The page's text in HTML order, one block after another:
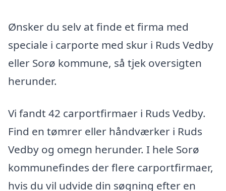
Ønsker du selv at finde et firma med
speciale i carporte med skur i Ruds Vedby
eller Sorø kommune, så tjek oversigten
herunder.
Vi fandt 42 carportfirmaer i Ruds Vedby.
Find en tømrer eller håndværker i Ruds
Vedby og omegn herunder. I hele Sorø
kommunefindes der flere carportfirmaer,
hvis du vil udvide din søgning efter en